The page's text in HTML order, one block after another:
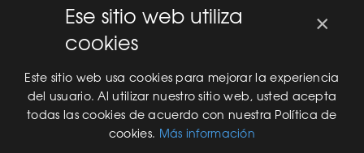
EMPEZANDO
Nuevo en GLI
Nuevo Software
Una Nueva Máquina
Modificaciones al Software
Modificaciones al Hardware
×
Ese sitio web utiliza
cookies
Este sitio web usa cookies para mejorar la experiencia
del usuario. Al utilizar nuestro sitio web, usted acepta
todas las cookies de acuerdo con nuestra Política de
cookies. Más información